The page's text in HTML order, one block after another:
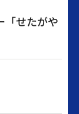
「せたがや